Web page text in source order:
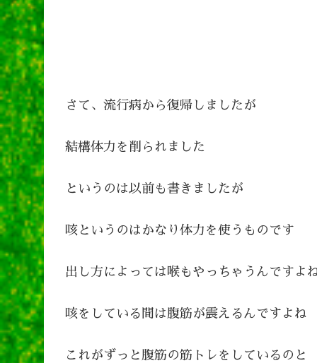
さて、流行病から復帰しましたが
結構体力を削られました
というのは以前も書きましたが
咳というのはかなり体力を使うものです
出し方によっては喉もやっちゃうんですよ
咳をしている間は腹筋が震えるんですよね
これがずっと腹筋の筋トレをしているのと